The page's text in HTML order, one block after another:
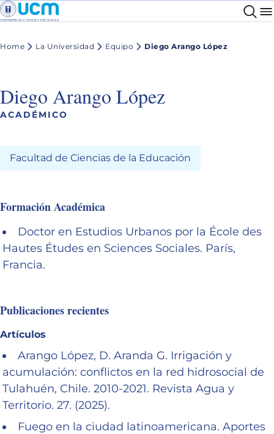
Home La Universidad Equipo Diego Arango López
Diego Arango López
ACADÉMICO
Facultad de Ciencias de la Educación
Formación Académica
Doctor en Estudios Urbanos por la École des
Hautes Études en Sciences Sociales. París,
Francia.
Publicaciones recientes
Artículos
Arango López, D. Aranda G. Irrigación y
acumulación: conflictos en la red hidrosocial de
Tulahuén, Chile. 2010-2021. Revista Agua y
Territorio. 27. (2025).
Fuego en la ciudad latinoamericana. Aportes